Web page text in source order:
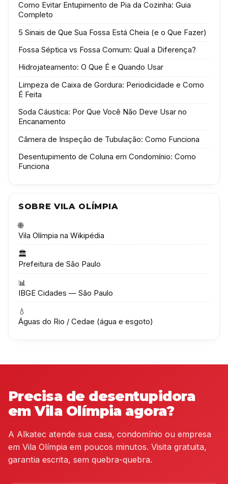
Como Evitar Entupimento de Pia da Cozinha: Guia
Completo
5 Sinais de Que Sua Fossa Está Cheia (e o Que Fazer)
Fossa Séptica vs Fossa Comum: Qual a Diferença?
Hidrojateamento: O Que É e Quando Usar
Limpeza de Caixa de Gordura: Periodicidade e Como
É Feita
Soda Cáustica: Por Que Você Não Deve Usar no
Encanamento
Câmera de Inspeção de Tubulação: Como Funciona
Desentupimento de Coluna em Condomínio: Como
Funciona
SOBRE VILA OLÍMPIA
🌐
Vila Olímpia na Wikipédia
🏛️
Prefeitura de São Paulo
📊
IBGE Cidades — São Paulo
💧
Águas do Rio / Cedae (água e esgoto)
Precisa de desentupidora
em Vila Olímpia agora?
A Alkatec atende sua casa, condomínio ou empresa
em Vila Olímpia em poucos minutos. Visita gratuita,
garantia escrita, sem quebra-quebra.